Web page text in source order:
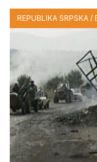
REPUBLIKA SRPSKA /